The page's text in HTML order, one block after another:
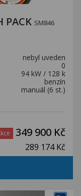
PACK SM846
nebyl uveden
0
94 kW / 128 k
benzín
manuál (6 st.)
349 900 Kč
289 174 Kč